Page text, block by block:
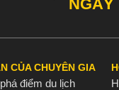
NGÀY
CỦA CHUYÊN GIA
điểm du lịch